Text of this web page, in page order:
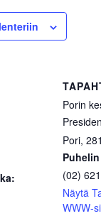
Porin
Pori,
Puhelin
(02)
Näytä
WWW-